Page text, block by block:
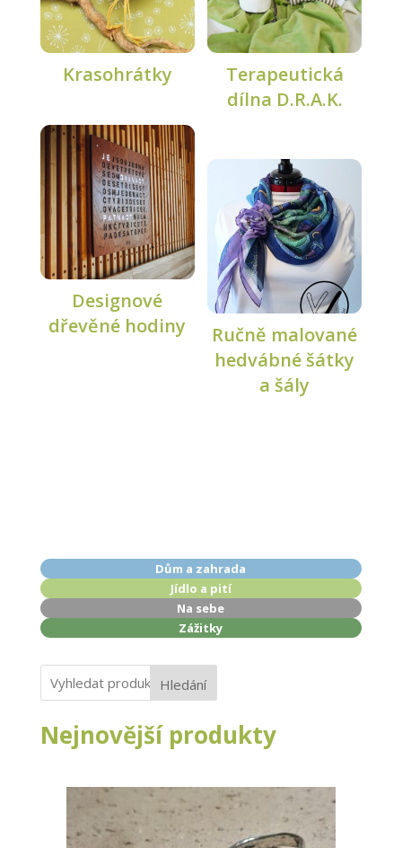
Krasohrátky
Terapeutická
dílna D.R.A.K.
Designové
dřevěné hodiny
Ručně malované
hedvábné šátky
a šály
Dům a zahrada
Jídlo a pití
Na sebe
Zážitky
Hledání
Nejnovější produkty